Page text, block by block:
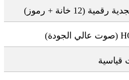
(12 خانة + رموز)
صوت عالي الجودة)
قياسية